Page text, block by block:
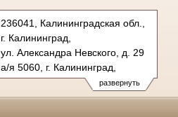
развернуть
236041, Калининградская обл.,
г. Калининград,
ул. Александра Невского, д. 29
а/я 5060, г. Калининград,
236035 (почт.)
Тел.: (4012) 53-13-75, 51-27-15